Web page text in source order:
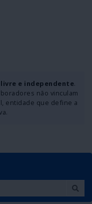
e independente.
não vinculam
entidade que define a